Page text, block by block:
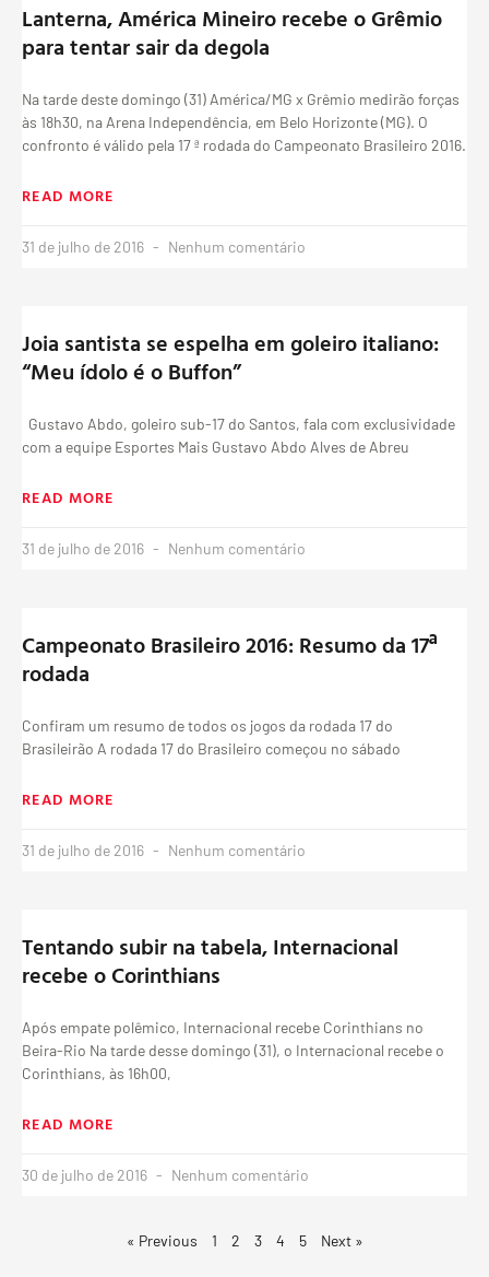
Lanterna, América Mineiro recebe o Grêmio
para tentar sair da degola
Na tarde deste domingo (31) América/MG x Grêmio medirão forças
às 18h30, na Arena Independência, em Belo Horizonte (MG). O
confronto é válido pela 17 ª rodada do Campeonato Brasileiro 2016.
READ MORE
31 de julho de 2016 Nenhum comentário
Joia santista se espelha em goleiro italiano:
“Meu ídolo é o Buffon”
Gustavo Abdo, goleiro sub-17 do Santos, fala com exclusividade
com a equipe Esportes Mais Gustavo Abdo Alves de Abreu
READ MORE
31 de julho de 2016 Nenhum comentário
Campeonato Brasileiro 2016: Resumo da 17ª
rodada
Confiram um resumo de todos os jogos da rodada 17 do
Brasileirão A rodada 17 do Brasileiro começou no sábado
READ MORE
31 de julho de 2016 Nenhum comentário
Tentando subir na tabela, Internacional
recebe o Corinthians
Após empate polêmico, Internacional recebe Corinthians no
Beira-Rio Na tarde desse domingo (31), o Internacional recebe o
Corinthians, às 16h00,
READ MORE
30 de julho de 2016 Nenhum comentário
« Previous 1 2 3 4 5 Next »